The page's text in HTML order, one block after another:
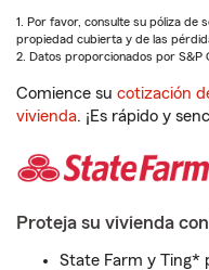
1. Por favor, consulte su póliza de
propiedad cubierta y de las
2. Datos proporcionados por S&P
Comience su cotización
vivienda. ¡Es rápido y
Proteja su vivienda
State Farm y Ting*